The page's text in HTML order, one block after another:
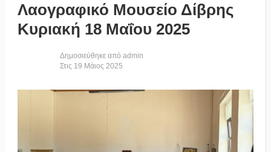
Λαογραφικό Μουσείο Δίβρης
Κυριακή 18 Μαΐου 2025
Δημοσιεύθηκε από admin
Στις 19 Μάιος 2025